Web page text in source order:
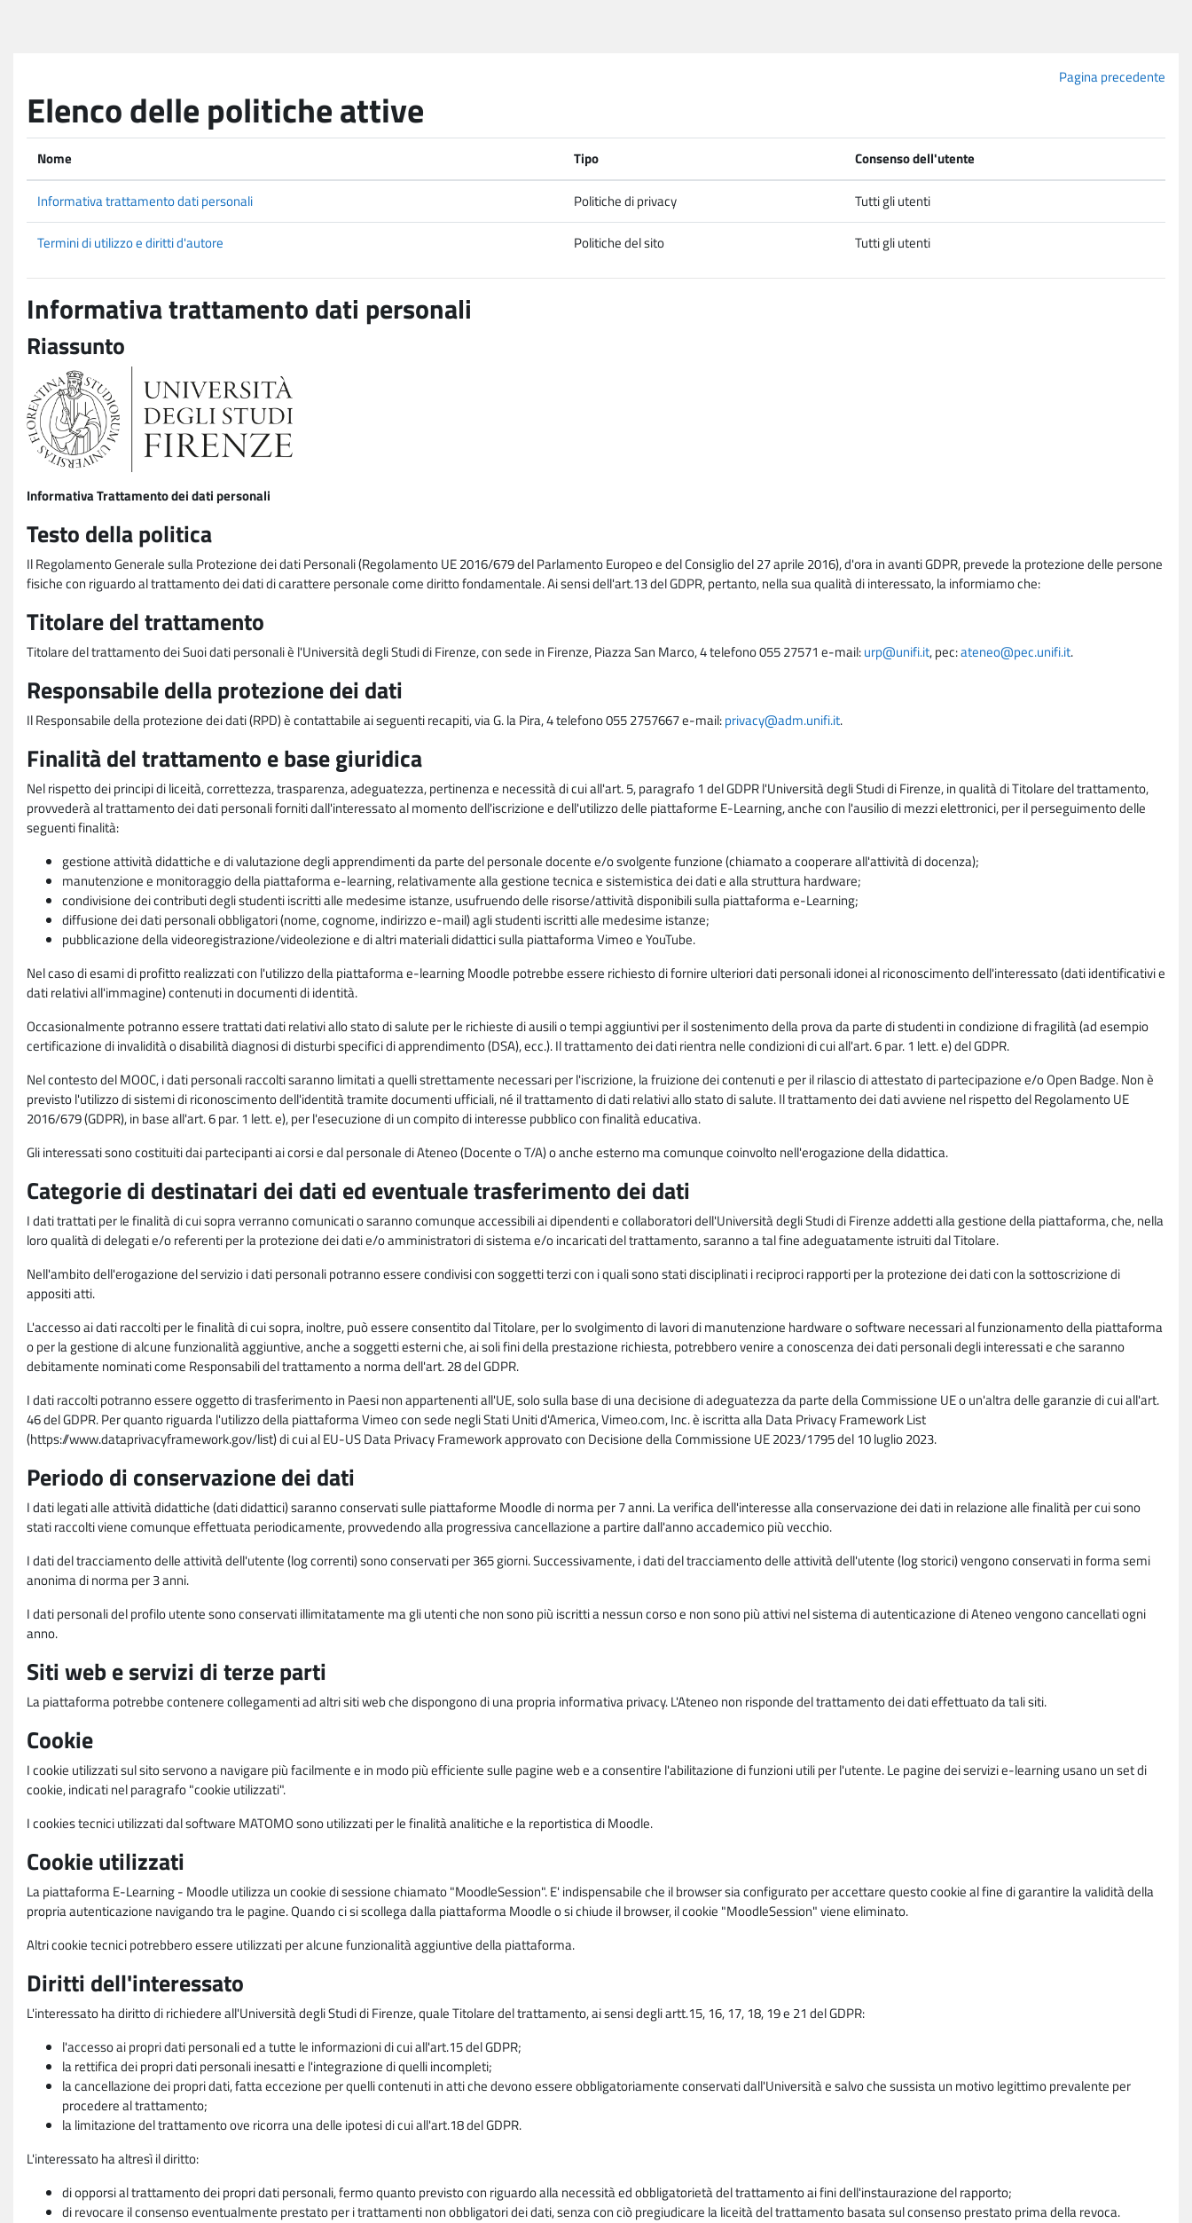
Pagina precedente
Elenco delle politiche attive
Nome Tipo Consenso dell'utente
Informativa trattamento dati personali Politiche di privacy Tutti gli utenti
Termini di utilizzo e diritti d'autore Politiche del sito Tutti gli utenti
Informativa trattamento dati personali
Riassunto
Informativa Trattamento dei dati personali
Testo della politica
Il Regolamento Generale sulla Protezione dei dati Personali (Regolamento UE 2016/679 del Parlamento Europeo e del Consiglio del 27 aprile 2016), d'ora in avanti GDPR, prevede la protezione delle persone
fisiche con riguardo al trattamento dei dati di carattere personale come diritto fondamentale. Ai sensi dell'art.13 del GDPR, pertanto, nella sua qualità di interessato, la informiamo che:
Titolare del trattamento
Titolare del trattamento dei Suoi dati personali è l'Università degli Studi di Firenze, con sede in Firenze, Piazza San Marco, 4 telefono 055 27571 e-mail:urp@unifi.it, pec:ateneo@pec.unifi.it.
Responsabile della protezione dei dati
Il Responsabile della protezione dei dati (RPD) è contattabile ai seguenti recapiti, via G. la Pira, 4 telefono 055 2757667 e-mail:privacy@adm.unifi.it.
Finalità del trattamento e base giuridica
Nel rispetto dei principi di liceità, correttezza, trasparenza, adeguatezza, pertinenza e necessità di cui all'art. 5, paragrafo 1 del GDPR l'Università degli Studi di Firenze, in qualità di Titolare del trattamento,
provvederà al trattamento dei dati personali forniti dall'interessato al momento dell'iscrizione e dell'utilizzo delle piattaforme E-Learning, anche con l'ausilio di mezzi elettronici, per il perseguimento delle
seguenti finalità:
gestione attività didattiche e di valutazione degli apprendimenti da parte del personale docente e/o svolgente funzione (chiamato a cooperare all'attività di docenza);
manutenzione e monitoraggio della piattaforma e-learning, relativamente alla gestione tecnica e sistemistica dei dati e alla struttura hardware;
condivisione dei contributi degli studenti iscritti alle medesime istanze, usufruendo delle risorse/attività disponibili sulla piattaforma e-Learning;
diffusione dei dati personali obbligatori (nome, cognome, indirizzo e-mail) agli studenti iscritti alle medesime istanze;
pubblicazione della videoregistrazione/videolezione e di altri materiali didattici sulla piattaforma Vimeo e YouTube.
Nel caso di esami di profitto realizzati con l'utilizzo della piattaforma e-learning Moodle potrebbe essere richiesto di fornire ulteriori dati personali idonei al riconoscimento dell'interessato (dati identificativi e
dati relativi all'immagine) contenuti in documenti di identità.
Occasionalmente potranno essere trattati dati relativi allo stato di salute per le richieste di ausili o tempi aggiuntivi per il sostenimento della prova da parte di studenti in condizione di fragilità (ad esempio
certificazione di invalidità o disabilità diagnosi di disturbi specifici di apprendimento (DSA), ecc.). Il trattamento dei dati rientra nelle condizioni di cui all'art. 6 par. 1 lett. e) del GDPR.
Nel contesto del MOOC, i dati personali raccolti saranno limitati a quelli strettamente necessari per l'iscrizione, la fruizione dei contenuti e per il rilascio di attestato di partecipazione e/o Open Badge. Non è
previsto l'utilizzo di sistemi di riconoscimento dell'identità tramite documenti ufficiali, né il trattamento di dati relativi allo stato di salute. Il trattamento dei dati avviene nel rispetto del Regolamento UE
2016/679 (GDPR), in base all'art. 6 par. 1 lett. e), per l'esecuzione di un compito di interesse pubblico con finalità educativa.
Gli interessati sono costituiti dai partecipanti ai corsi e dal personale di Ateneo (Docente o T/A) o anche esterno ma comunque coinvolto nell'erogazione della didattica.
Categorie di destinatari dei dati ed eventuale trasferimento dei dati
I dati trattati per le finalità di cui sopra verranno comunicati o saranno comunque accessibili ai dipendenti e collaboratori dell'Università degli Studi di Firenze addetti alla gestione della piattaforma, che, nella
loro qualità di delegati e/o referenti per la protezione dei dati e/o amministratori di sistema e/o incaricati del trattamento, saranno a tal fine adeguatamente istruiti dal Titolare.
Nell'ambito dell'erogazione del servizio i dati personali potranno essere condivisi con soggetti terzi con i quali sono stati disciplinati i reciproci rapporti per la protezione dei dati con la sottoscrizione di
appositi atti.
L'accesso ai dati raccolti per le finalità di cui sopra, inoltre, può essere consentito dal Titolare, per lo svolgimento di lavori di manutenzione hardware o software necessari al funzionamento della piattaforma
o per la gestione di alcune funzionalità aggiuntive, anche a soggetti esterni che, ai soli fini della prestazione richiesta, potrebbero venire a conoscenza dei dati personali degli interessati e che saranno
debitamente nominati come Responsabili del trattamento a norma dell'art. 28 del GDPR.
I dati raccolti potranno essere oggetto di trasferimento in Paesi non appartenenti all'UE, solo sulla base di una decisione di adeguatezza da parte della Commissione UE o un'altra delle garanzie di cui all'art.
46 del GDPR. Per quanto riguarda l'utilizzo della piattaforma Vimeo con sede negli Stati Uniti d'America, Vimeo.com, Inc. è iscritta alla Data Privacy Framework List
(https://www.dataprivacyframework.gov/list) di cui al EU-US Data Privacy Framework approvato con Decisione della Commissione UE 2023/1795 del 10 luglio 2023.
Periodo di conservazione dei dati
I dati legati alle attività didattiche (dati didattici) saranno conservati sulle piattaforme Moodle di norma per 7 anni. La verifica dell'interesse alla conservazione dei dati in relazione alle finalità per cui sono
stati raccolti viene comunque effettuata periodicamente, provvedendo alla progressiva cancellazione a partire dall'anno accademico più vecchio.
I dati del tracciamento delle attività dell'utente (log correnti) sono conservati per 365 giorni. Successivamente, i dati del tracciamento delle attività dell'utente (log storici) vengono conservati in forma semi
anonima di norma per 3 anni.
I dati personali del profilo utente sono conservati illimitatamente ma gli utenti che non sono più iscritti a nessun corso e non sono più attivi nel sistema di autenticazione di Ateneo vengono cancellati ogni
anno.
Siti web e servizi di terze parti
La piattaforma potrebbe contenere collegamenti ad altri siti web che dispongono di una propria informativa privacy. L'Ateneo non risponde del trattamento dei dati effettuato da tali siti.
Cookie
I cookie utilizzati sul sito servono a navigare più facilmente e in modo più efficiente sulle pagine web e a consentire l'abilitazione di funzioni utili per l'utente. Le pagine dei servizi e-learning usano un set di
cookie, indicati nel paragrafo "cookie utilizzati".
I cookies tecnici utilizzati dal software MATOMO sono utilizzati per le finalità analitiche e la reportistica di Moodle.
Cookie utilizzati
La piattaforma E-Learning - Moodle utilizza un cookie di sessione chiamato "MoodleSession". E' indispensabile che il browser sia configurato per accettare questo cookie al fine di garantire la validità della
propria autenticazione navigando tra le pagine. Quando ci si scollega dalla piattaforma Moodle o si chiude il browser, il cookie "MoodleSession" viene eliminato.
Altri cookie tecnici potrebbero essere utilizzati per alcune funzionalità aggiuntive della piattaforma.
Diritti dell'interessato
L'interessato ha diritto di richiedere all'Università degli Studi di Firenze, quale Titolare del trattamento, ai sensi degli artt.15, 16, 17, 18, 19 e 21 del GDPR:
l'accesso ai propri dati personali ed a tutte le informazioni di cui all'art.15 del GDPR;
la rettifica dei propri dati personali inesatti e l'integrazione di quelli incompleti;
la cancellazione dei propri dati, fatta eccezione per quelli contenuti in atti che devono essere obbligatoriamente conservati dall'Università e salvo che sussista un motivo legittimo prevalente per
procedere al trattamento;
la limitazione del trattamento ove ricorra una delle ipotesi di cui all'art.18 del GDPR.
L'interessato ha altresì il diritto:
di opporsi al trattamento dei propri dati personali, fermo quanto previsto con riguardo alla necessità ed obbligatorietà del trattamento ai fini dell'instaurazione del rapporto;
di revocare il consenso eventualmente prestato per i trattamenti non obbligatori dei dati, senza con ciò pregiudicare la liceità del trattamento basata sul consenso prestato prima della revoca.